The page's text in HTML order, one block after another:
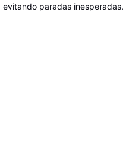
paradas inesperadas.